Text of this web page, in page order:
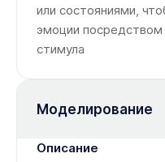
или состояниями,
эмоции
стимула
Моделирование